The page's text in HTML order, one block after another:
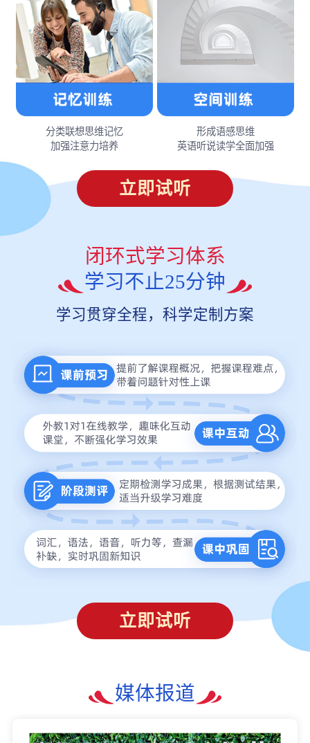
分类联想思维记忆
加强注意力培养
形成语感思维
英语听说读学全面加强
立即试听
闭环式学习体系
学习不止25分钟
学习贯穿全程，科学定制方案
立即试听
媒体报道